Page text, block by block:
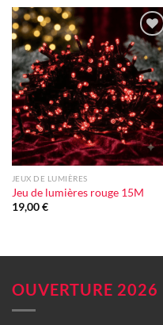
Ajouter
à la liste
d'envie
JEUX DE LUMIÈRES
Jeu de lumières rouge 15M
19,00€
OUVERTURE 2026